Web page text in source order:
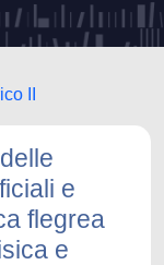
II
e
flegrea
e